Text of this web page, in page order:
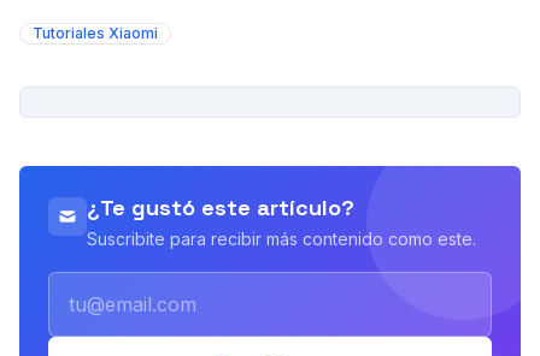
Tutoriales Xiaomi
¿Te gustó este artículo?
Suscribite para recibir más contenido como este.